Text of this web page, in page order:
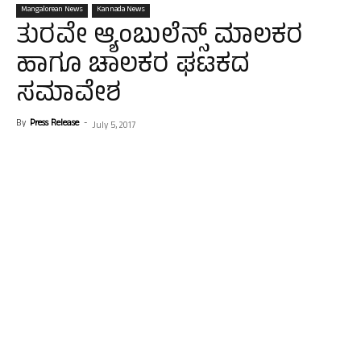
Mangalorean News Kannada News
ತುರವೇ ಆ್ಯಂಬುಲೆನ್ಸ್ ಮಾಲಕರ
ಹಾಗೂ ಚಾಲಕರ ಘಟಕದ
ಸಮಾವೇಶ
By Press Release - July 5, 2017